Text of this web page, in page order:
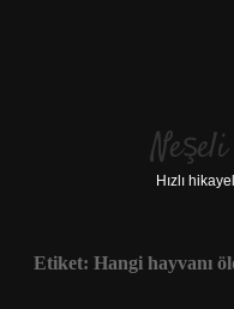
Hızlı
Etiket: Hangi hayvanı